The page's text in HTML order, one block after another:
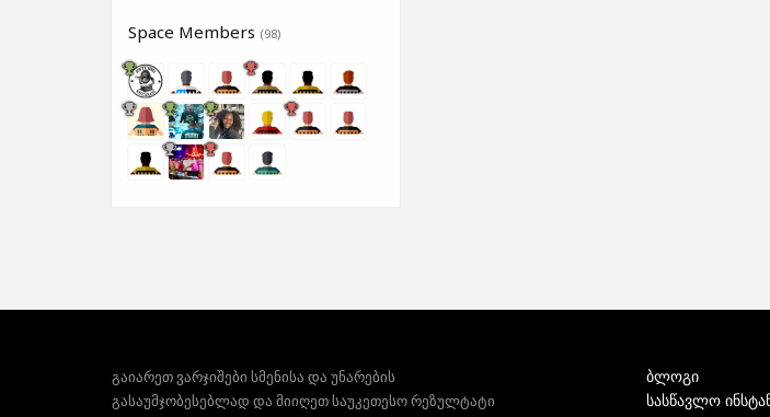
Space Members (98)
გაიარეთ ვარჯიშები სმენისა და უნარების
გასაუმჯობესებლად და მიიღეთ საუკეთესო რეზულტატი
ბლოგი
სასწავლო